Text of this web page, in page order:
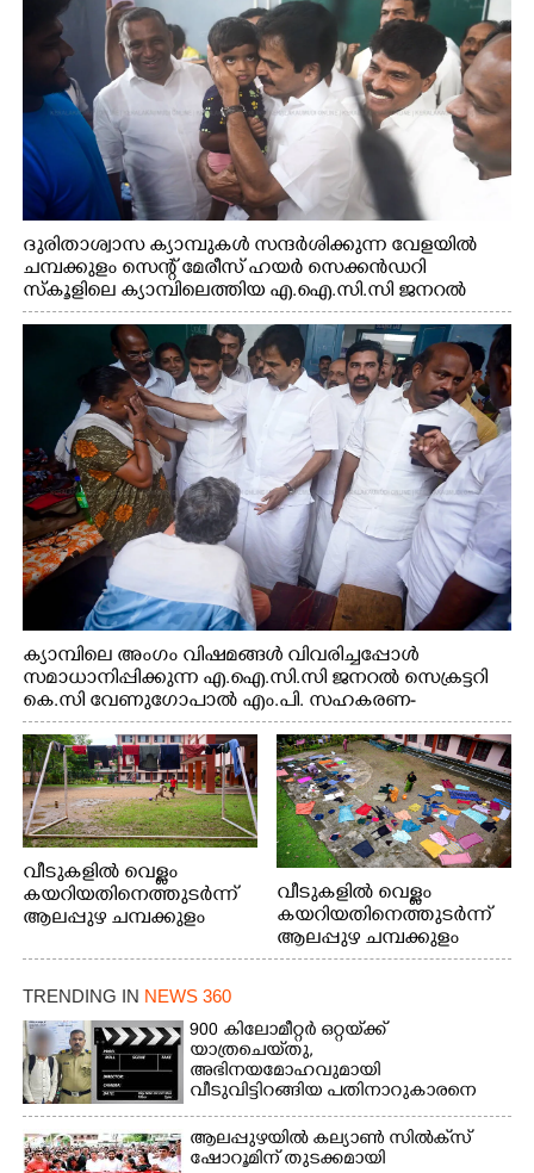
ദുരിതാശ്വാസ ക്യാമ്പുകൾ സന്ദർശിക്കുന്ന വേളയിൽ
ചമ്പക്കുളം സെന്റ് മേരീസ് ഹയർ സെക്കൻഡറി
സ്കൂളിലെ ക്യാമ്പിലെത്തിയ എ.ഐ.സി.സി ജനറൽ
സെക്രട്ടറി കെ.സി വേണുഗോപാൽ എം.പി കുരുന്നിനെ
എടുത്ത് ലാളിച്ചപ്പോൾ. സഹകരണ-എക്സൈസ്
വകുപ്പ് മന്ത്രി എം. ലിജു, കൃഷിവകുപ്പ് മന്ത്രി ടി. സിദ്ദിഖ്,
റെജി ചെറിയാൻ എം. എൽ. എ എന്നിവർ സമീപം
ക്യാമ്പിലെ അംഗം വിഷമങ്ങൾ വിവരിച്ചപ്പോൾ
സമാധാനിപ്പിക്കുന്ന എ.ഐ.സി.സി ജനറൽ സെക്രട്ടറി
കെ.സി വേണുഗോപാൽ എം.പി. സഹകരണ-
എക്സൈസ് വകുപ്പ് മന്ത്രി എം. ലിജു, എന്നിവർ
വീടുകളിൽ വെള്ളം
കയറിയതിനെത്തുടർന്ന്
ആലപ്പുഴ ചമ്പക്കുളം
പോരൂക്കര സെൻട്രൽ
സ്കൂളിലെ ദുരിതാശ്വാസ
ക്യാമ്പിലെത്തിയവർ
വസ്ത്രങ്ങൾ
ഉണക്കാനിട്ടിരിക്കുന്ന
ഗോൾപോസ്റ്റിന് മുന്നിൽ
ഫുട്ബോൾ കളികളിൽ
ഏർപ്പെട്ടിരിക്കുന്ന
കുട്ടികൾ
വീടുകളിൽ വെള്ളം
കയറിയതിനെത്തുടർന്ന്
ആലപ്പുഴ ചമ്പക്കുളം
ഫാദർ തോമസ്
ക്യാമ്പിലെത്തിയവർ മഴ
മാറിനിന്ന ഇടവേളയിൽ
ക്യാമ്പ് പരിസരത്ത്
വസ്ത്രങ്ങൾ
ഉണക്കാനിടുന്ന കാഴ്ച.
TRENDING IN NEWS 360
900 കിലോമീറ്റർ ഒറ്റയ്‌ക്ക്
യാത്രചെ‌യ്‌തു,​
അഭിനയമോഹവുമായി
വീടുവിട്ടിറങ്ങിയ പതിനാറുകാരനെ
കണ്ടെത്തിയത് ഫിലിം സിറ്റിയിൽ
ആലപ്പുഴയിൽ കല്യാൺ സിൽക്‌സ്
ഷോറൂമിന് തുടക്കമായി